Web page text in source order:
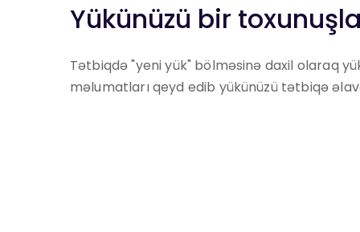
Yükünüzü bir toxunuşla
Tətbiqdə "yeni yük" bölməsinə daxil olaraq
məlumatları qeyd edib yükünüzü tətbiqə